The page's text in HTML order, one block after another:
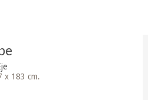
x 183 cm.